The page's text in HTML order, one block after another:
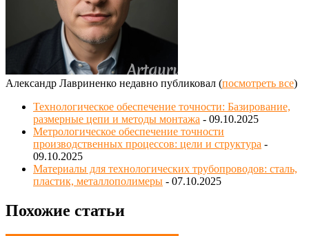
Александр Лавриненко недавно публиковал (посмотреть все)
Технологическое обеспечение точности: Базирование,
размерные цепи и методы монтажа - 09.10.2025
Метрологическое обеспечение точности
производственных процессов: цели и структура -
09.10.2025
Материалы для технологических трубопроводов: сталь,
пластик, металлополимеры - 07.10.2025
Похожие статьи